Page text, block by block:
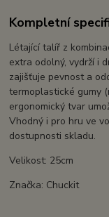
Kompletní
Létající talíř z
extra odolný, vydrží i
zajišťuje pevnost a
termoplastické gumy
ergonomický tvar
Vhodný i pro hru ve
dostupnosti skladu.
Velikost: 25cm
Značka: Chuckit